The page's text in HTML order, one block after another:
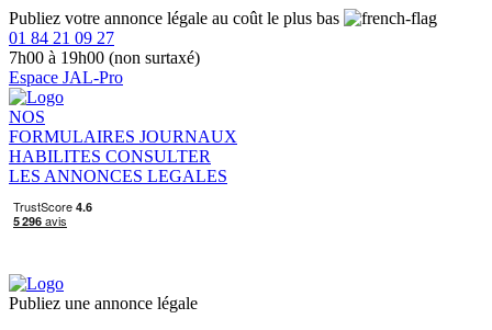
Publiez votre annonce légale au coût le plus bas
01 84 21 09 27
7h00 à 19h00 (non surtaxé)
Espace JAL-Pro
NOS
FORMULAIRES JOURNAUX
HABILITES CONSULTER
LES ANNONCES LEGALES
Publiez une annonce légale